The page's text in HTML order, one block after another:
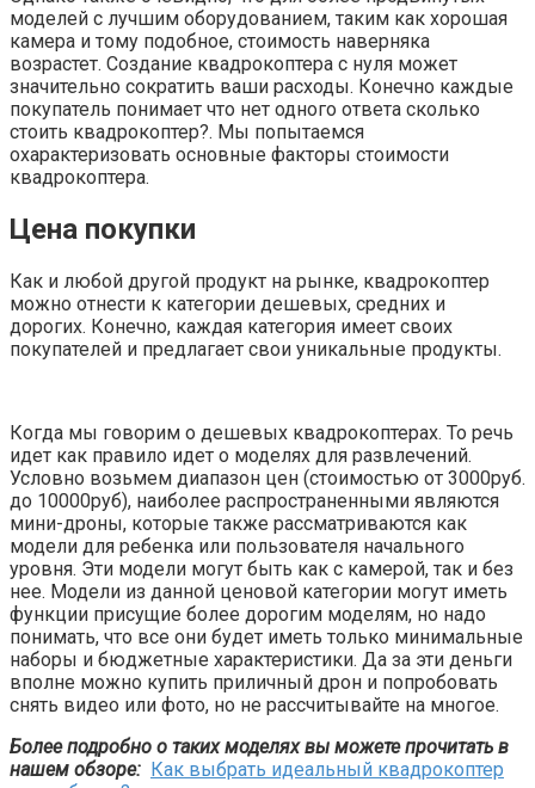
моделей с лучшим оборудованием, таким как хорошая
камера и тому подобное, стоимость наверняка
возрастет. Создание квадрокоптера с нуля может
значительно сократить ваши расходы. Конечно каждые
покупатель понимает что нет одного ответа сколько
стоить квадрокоптер?. Мы попытаемся
охарактеризовать основные факторы стоимости
квадрокоптера.
Цена покупки
Как и любой другой продукт на рынке, квадрокоптер
можно отнести к категории дешевых, средних и
дорогих. Конечно, каждая категория имеет своих
покупателей и предлагает свои уникальные продукты.
Когда мы говорим о дешевых квадрокоптерах. То речь
идет как правило идет о моделях для развлечений.
Условно возьмем диапазон цен (стоимостью от 3000руб.
до 10000руб), наиболее распространенными являются
мини-дроны, которые также рассматриваются как
модели для ребенка или пользователя начального
уровня. Эти модели могут быть как с камерой, так и без
нее. Модели из данной ценовой категории могут иметь
функции присущие более дорогим моделям, но надо
понимать, что все они будет иметь только минимальные
наборы и бюджетные характеристики. Да за эти деньги
вполне можно купить приличный дрон и попробовать
снять видео или фото, но не рассчитывайте на многое.
Более подробно о таких моделях вы можете прочитать в
нашем обзоре: Как выбрать идеальный квадрокоптер